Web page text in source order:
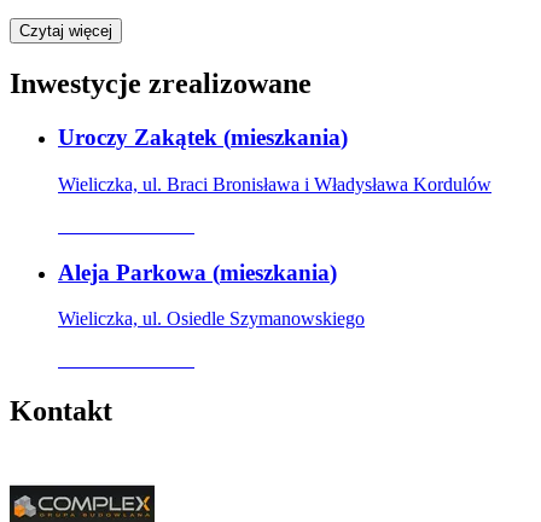
Czytaj więcej
Inwestycje zrealizowane
Uroczy Zakątek (mieszkania)
Wieliczka, ul. Braci Bronisława i Władysława Kordulów
Aleja Parkowa (mieszkania)
Wieliczka, ul. Osiedle Szymanowskiego
Kontakt